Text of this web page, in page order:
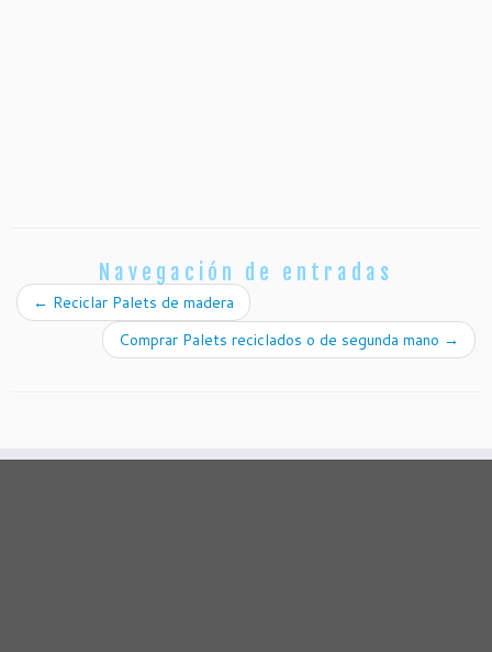
Navegación de entradas
← Reciclar Palets de madera
Comprar Palets reciclados o de segunda mano →